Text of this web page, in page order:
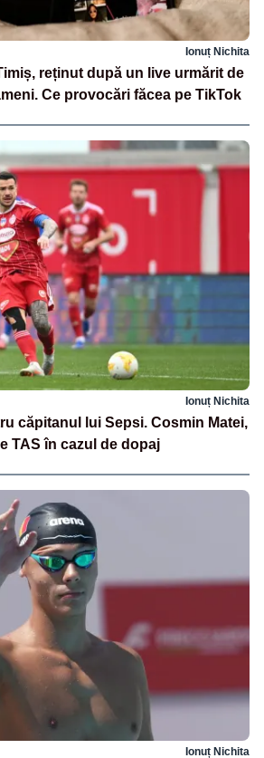
Ionuț Nichita
reținut după un live urmărit de
Ce provocări făcea pe TikTok
Ionuț Nichita
căpitanul lui Sepsi. Cosmin Matei,
TAS în cazul de dopaj
Ionuț Nichita